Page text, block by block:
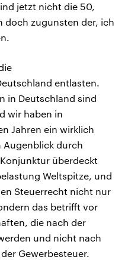
jetzt nicht die 50,
doch zugunsten der, ich
entlasten.
in Deutschland sind
wir haben in
Jahren ein wirklich
Augenblick durch
überdeckt
Weltspitze, und
Steuerrecht nicht nur
das betrifft vor
die nach der
und nicht nach
Gewerbesteuer.